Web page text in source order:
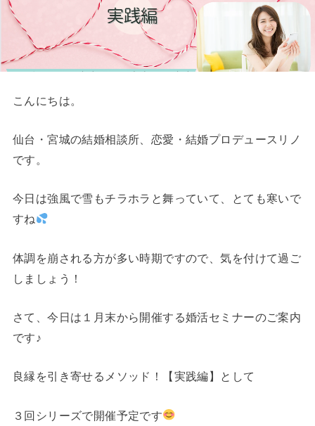
こんにちは。
仙台・宮城の結婚相談所、恋愛・結婚プロデュースリノ
です。
今日は強風で雪もチラホラと舞っていて、とても寒いで
すね
体調を崩される方が多い時期ですので、気を付けて過ご
しましょう！
さて、今日は１月末から開催する婚活セミナーのご案内
です♪
良縁を引き寄せるメソッド！【実践編】として
３回シリーズで開催予定です